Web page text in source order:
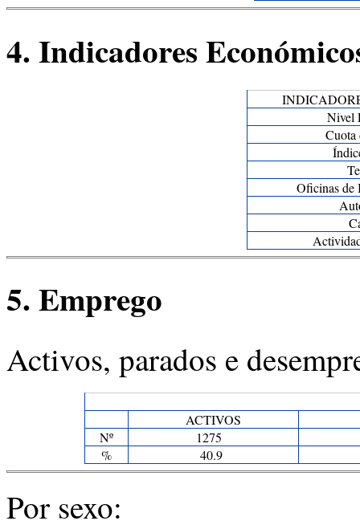
4. Indicadores
Nivel
Cuota
Oficinas de
5. Emprego
Activos, parados e
ACTIVOS
Nº
1275
%
40.9
Por sexo: